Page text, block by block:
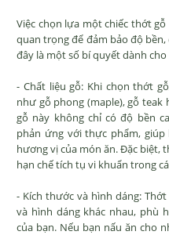
Việc chọn lựa một chiếc thớt
quan trọng để đảm bảo độ
đây là một số bí quyết dành
- Chất liệu gỗ: Khi chọn thớt
như gỗ phong (maple), gỗ teak
gỗ này không chỉ có độ bền
phản ứng với thực phẩm,
hương vị của món ăn. Đặc biệt,
hạn chế tích tụ vi khuẩn trong
- Kích thước và hình dáng:
và hình dáng khác nhau, phù
của bạn. Nếu bạn nấu ăn cho